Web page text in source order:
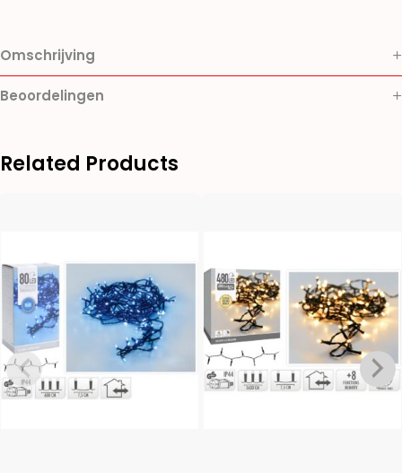
Omschrijving
Beoordelingen
Related Products